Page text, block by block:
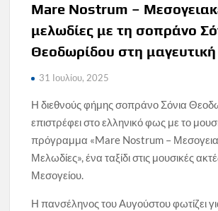
Mare Nostrum –
μελωδίες με τη σοπράνο
Θεοδωρίδου στη
31 Ιουλίου, 2025
Η διεθνούς φήμης σοπράνο Σόνια
επιστρέφει στο ελληνικό φως με το
πρόγραμμα «Mare Nostrum –
Μελωδίες», ένα ταξίδι στις μουσικές
Μεσογείου.
Η πανσέληνος του Αυγούστου φωτίζει